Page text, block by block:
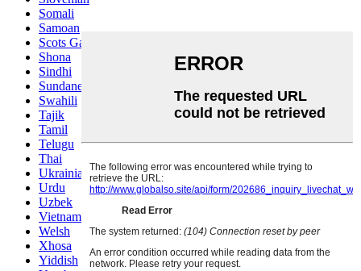
Somali
Samoan
Scots Gaelic
Shona
Sindhi
Sundanese
Swahili
Tajik
Tamil
Telugu
Thai
Ukrainian
Urdu
Uzbek
Vietnamese
Welsh
Xhosa
Yiddish